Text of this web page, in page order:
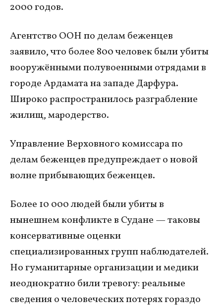
2000 годов.
Агентство ООН по делам беженцев
заявило, что более 800 человек были убиты
вооружёнными полувоенными отрядами в
городе Ардамата на западе Дарфура.
Широко распространилось разграбление
жилищ, мародерство.
Управление Верховного комиссара по
делам беженцев предупреждает о новой
волне прибывающих беженцев.
Более 10 000 людей были убиты в
нынешнем конфликте в Судане — таковы
консервативные оценки
специализированных групп наблюдателей.
Но гуманитарные организации и медики
неоднократно били тревогу: реальные
сведения о человеческих потерях гораздо